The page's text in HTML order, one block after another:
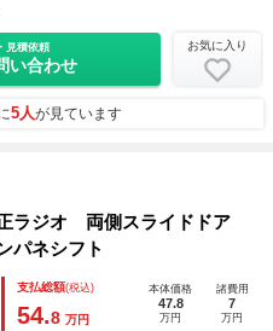
見積依頼
い合わせ
お気に入り
5人が見ています
ジオ 両側スライドドア
パネシフト
支払総額(税込)
54.8 万円
本体価格
47.8
万円
諸費用
7
万円